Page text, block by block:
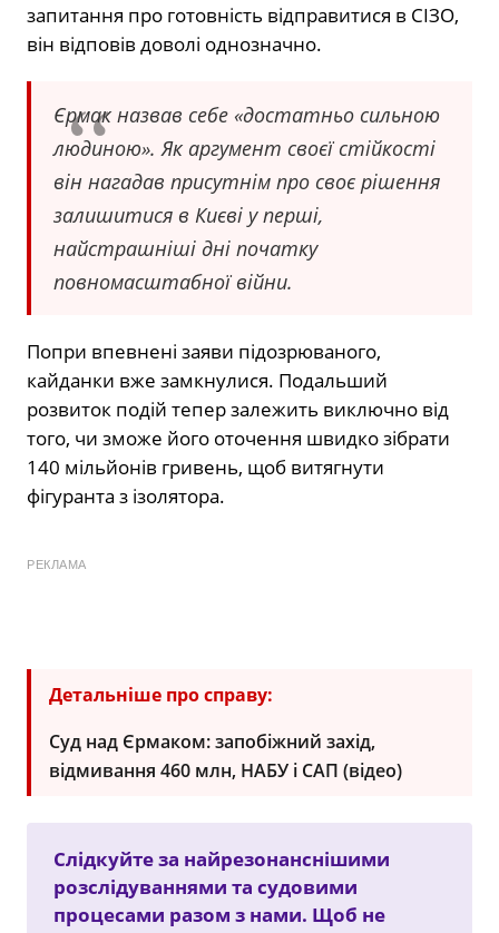
запитання про готовність відправитися в СІЗО,
він відповів доволі однозначно.
Єрмак назвав себе «достатньо сильною
людиною». Як аргумент своєї стійкості
він нагадав присутнім про своє рішення
залишитися в Києві у перші,
найстрашніші дні початку
повномасштабної війни.
Попри впевнені заяви підозрюваного,
кайданки вже замкнулися. Подальший
розвиток подій тепер залежить виключно від
того, чи зможе його оточення швидко зібрати
140 мільйонів гривень, щоб витягнути
фігуранта з ізолятора.
РЕКЛАМА
Детальніше про справу:
Суд над Єрмаком: запобіжний захід,
відмивання 460 млн, НАБУ і САП (відео)
Слідкуйте за найрезонанснішими
розслідуваннями та судовими
процесами разом з нами. Щоб не